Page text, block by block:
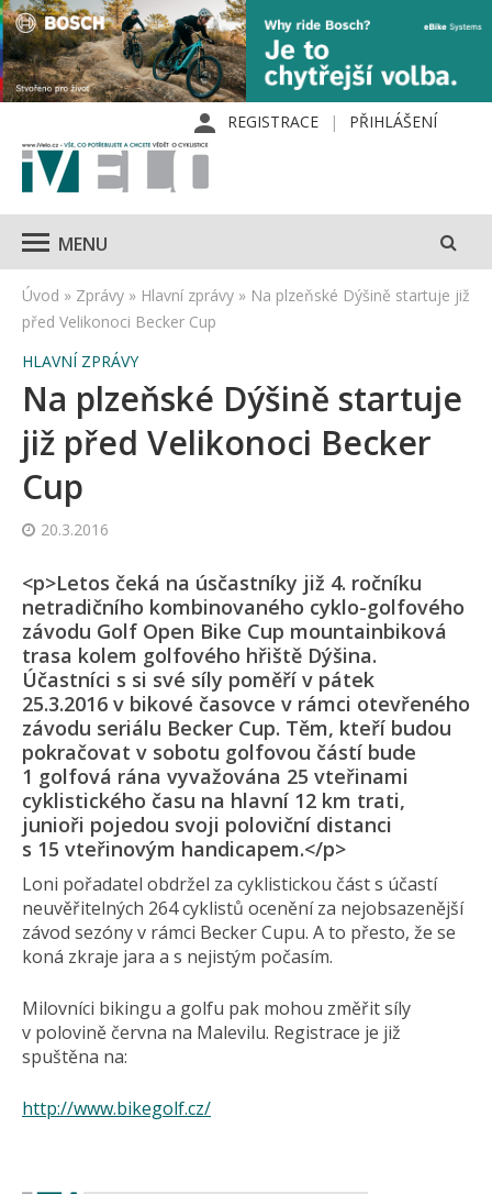
REGISTRACE PŘIHLÁŠENÍ
MENU
Úvod » Zprávy » Hlavní zprávy » Na plzeňské Dýšině startuje již
před Velikonoci Becker Cup
HLAVNÍ ZPRÁVY
Na plzeňské Dýšině startuje
již před Velikonoci Becker
Cup
20.3.2016
<p>Letos čeká na úsčastníky již 4. ročníku
netradičního kombinovaného cyklo-golfového
závodu Golf Open Bike Cup mountainbiková
trasa kolem golfového hřiště Dýšina.
Účastníci s si své síly poměří v pátek
25.3.2016 v bikové časovce v rámci otevřeného
závodu seriálu Becker Cup. Těm, kteří budou
pokračovat v sobotu golfovou částí bude
1 golfová rána vyvažována 25 vteřinami
cyklistického času na hlavní 12 km trati,
junioři pojedou svoji poloviční distanci
s 15 vteřinovým handicapem.</p>
Loni pořadatel obdržel za cyklistickou část s účastí
neuvěřitelných 264 cyklistů ocenění za nejobsazenější
závod sezóny v rámci Becker Cupu. A to přesto, že se
koná zkraje jara a s nejistým počasím.
Milovníci bikingu a golfu pak mohou změřit síly
v polovině června na Malevilu. Registrace je již
spuštěna na:
http://www.bikegolf.cz/